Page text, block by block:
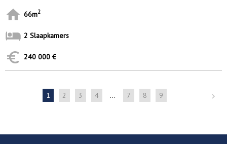
66m2
2 Slaapkamers
240 000 €
1 2 3 4 ... 7 8 9